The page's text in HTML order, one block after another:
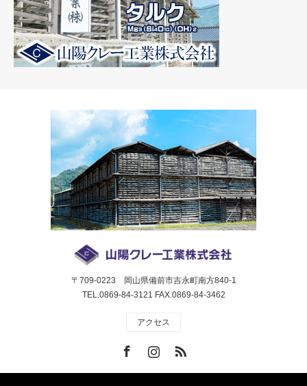
〒709-0223 岡山県備前市吉永町南方840-1
TEL.0869-84-3121 FAX.0869-84-3462
アクセス